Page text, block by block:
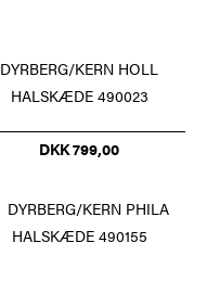
DYRBERG/KERN HOLL
HALSKÆDE 490023
DKK 799,00